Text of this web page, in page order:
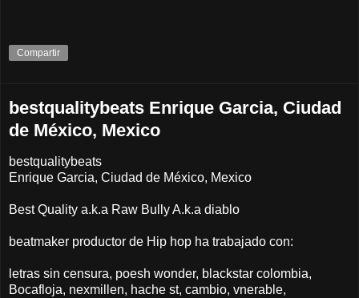
Compartir
bestqualitybeats Enrique Garcia, Ciudad
de México, Mexico
bestqualitybeats
Enrique Garcia, Ciudad de México, Mexico
Best Quality a.k.a Raw Bully A.k.a diablo
beatmaker productor de Hip hop ha trabajado con:
letras sin censura, poesh wonder, blackstar colombia,
Bocafloja, nexmillen, hache st, cambio, vnerable,